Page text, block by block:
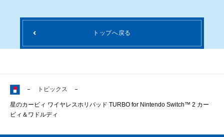
トップへ戻る
トピックス
星のカービィ ワイヤレスホリパッド TURBO for Nintendo Switch™ 2 カー
ビィ＆ワドルディ